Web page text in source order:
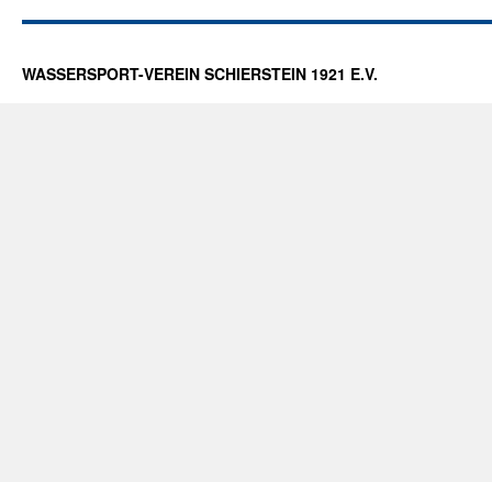
WASSERSPORT-VEREIN SCHIERSTEIN 1921 E.V.